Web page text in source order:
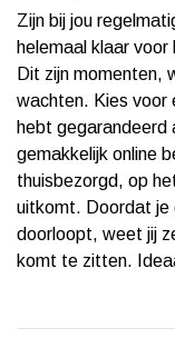
Zijn bij jou
helemaal klaar
Dit zijn momenten,
wachten. Kies voor
hebt gegarandeerd
gemakkelijk online
thuisbezorgd, op
uitkomt. Doordat je
doorloopt, weet jij
komt te zitten.